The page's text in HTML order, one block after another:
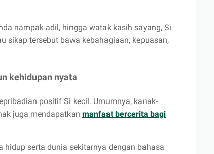
nampak adil, hingga watak kasih sayang, Si
sikap tersebut bawa kebahagiaan, kepuasan,
kehidupan nyata
positif Si kecil. Umumnya, kanak-
juga mendapatkan manfaat bercerita bagi
serta dunia sekitarnya dengan bahasa